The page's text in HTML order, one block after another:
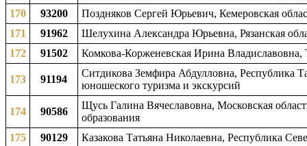
170
93200
Поздняков Сергей Юрьевич, Кемеровская
171
91962
Шелухина Александра Юрьевна, Рязанская
172
91502 Комкова-Корженевская Ирина Владиславовна,
173 91194
Ситдикова Земфира Абдулловна, Республика
юношеского туризма и экскурсий
174 90586
Щусь Галина Вячеславовна, Московская
образования
175
90129
Казакова Татьяна Николаевна, Республика